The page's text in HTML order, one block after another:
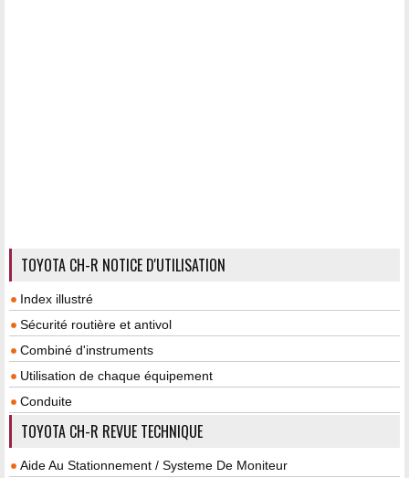
TOYOTA CH-R NOTICE D'UTILISATION
Index illustré
Sécurité routière et antivol
Combiné d'instruments
Utilisation de chaque équipement
Conduite
TOYOTA CH-R REVUE TECHNIQUE
Aide Au Stationnement / Systeme De Moniteur